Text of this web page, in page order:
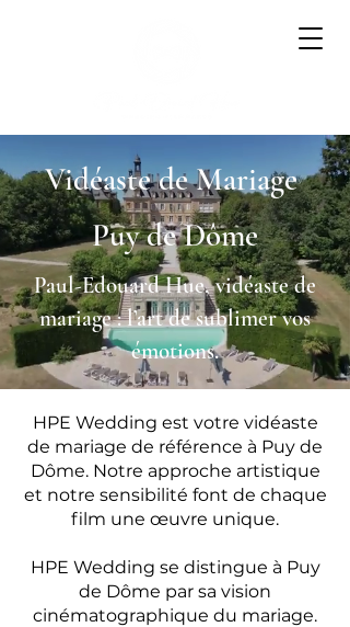
Vidéaste de Mariage
Puy de Dôme
Paul-Edouard Hue, vidéaste de
mariage : l’art de sublimer vos
émotions.
HPE Wedding est votre vidéaste
de mariage de référence à Puy de
Dôme. Notre approche artistique
et notre sensibilité font de chaque
film une œuvre unique.
HPE Wedding se distingue à Puy
de Dôme par sa vision
cinématographique du mariage.